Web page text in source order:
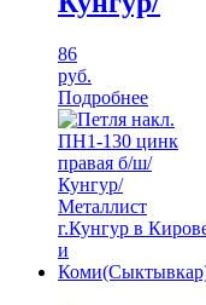
86
руб.
Подробнее